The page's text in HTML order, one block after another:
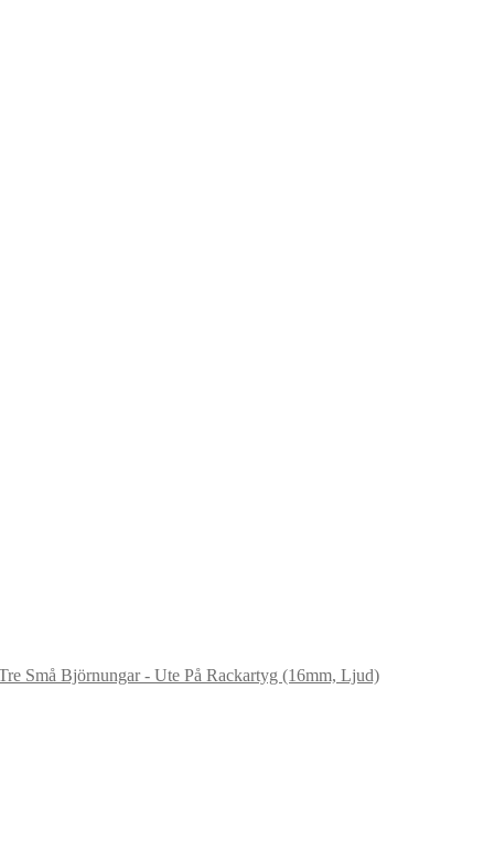
Små Björnungar - Ute På Rackartyg (16mm, Ljud)